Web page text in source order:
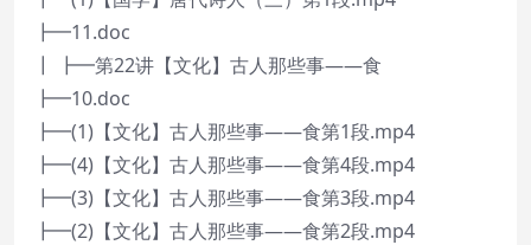
┣━11.doc
┃ ┣━第22讲【文化】古人那些事——食
┣━10.doc
┣━(1)【文化】古人那些事——食第1段.mp4
┣━(4)【文化】古人那些事——食第4段.mp4
┣━(3)【文化】古人那些事——食第3段.mp4
┣━(2)【文化】古人那些事——食第2段.mp4